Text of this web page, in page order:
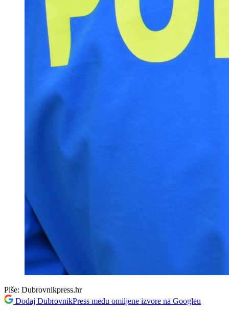
Piše: Dubrovnikpress.hr
Dodaj DubrovnikPress među omiljene izvore na Googleu